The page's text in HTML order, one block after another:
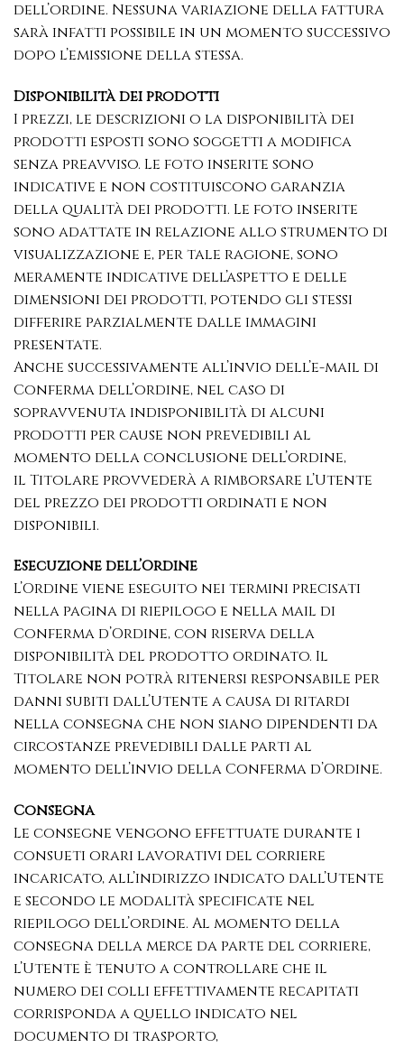
dell’ordine. Nessuna variazione della fattura
sarà infatti possibile in un momento successivo
dopo l’emissione della stessa.
Disponibilità dei prodotti
I prezzi, le descrizioni o la disponibilità dei
prodotti esposti sono soggetti a modifica
senza preavviso. Le foto inserite sono
indicative e non costituiscono garanzia
della qualità dei prodotti. Le foto inserite
sono adattate in relazione allo strumento di
visualizzazione e, per tale ragione, sono
meramente indicative dell’aspetto e delle
dimensioni dei prodotti, potendo gli stessi
differire parzialmente dalle immagini
presentate.
Anche successivamente all’invio dell’e-mail di
Conferma dell’ordine, nel caso di
sopravvenuta indisponibilità di alcuni
prodotti per cause non prevedibili al
momento della conclusione dell’ordine,
il Titolare provvederà a rimborsare l’Utente
del prezzo dei prodotti ordinati e non
disponibili.
Esecuzione dell’Ordine
L’Ordine viene eseguito nei termini precisati
nella pagina di riepilogo e nella mail di
Conferma d’Ordine, con riserva della
disponibilità del prodotto ordinato. Il
Titolare non potrà ritenersi responsabile per
danni subiti dall’Utente a causa di ritardi
nella consegna che non siano dipendenti da
circostanze prevedibili dalle parti al
momento dell’invio della Conferma d’Ordine.
Consegna
Le consegne vengono effettuate durante i
consueti orari lavorativi del corriere
incaricato, all’indirizzo indicato dall’Utente
e secondo le modalità specificate nel
riepilogo dell’ordine. Al momento della
consegna della merce da parte del corriere,
l’Utente è tenuto a controllare che il
numero dei colli effettivamente recapitati
corrisponda a quello indicato nel
documento di trasporto,